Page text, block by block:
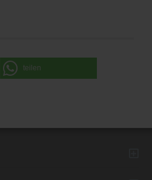
teilen